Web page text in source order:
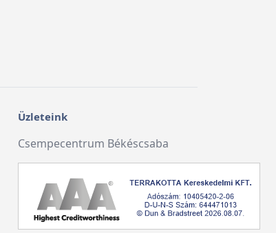
Üzleteink
Csempecentrum Békéscsaba